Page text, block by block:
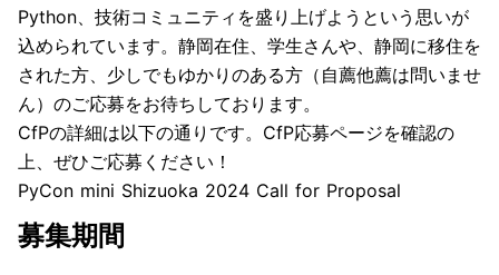
Python、技術コミュニティを盛り上げようという思いが
込められています。静岡在住、学生さんや、静岡に移住を
された方、少しでもゆかりのある方（自薦他薦は問いませ
ん）のご応募をお待ちしております。
CfPの詳細は以下の通りです。CfP応募ページを確認の
上、ぜひご応募ください！
PyCon mini Shizuoka 2024 Call for Proposal
募集期間